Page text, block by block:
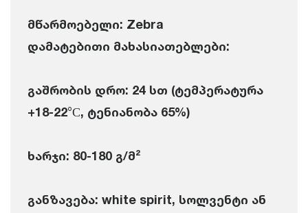
მწარმოებელი: Zebra
დამატებითი მახასიათებლები:
გაშრობის დრო: 24 სთ (ტემპერატურა
+18-22°С, ტენიანობა 65%)
ხარჯი: 80-180 გ/მ²
განზავება: white spirit, სოლვენტი ან